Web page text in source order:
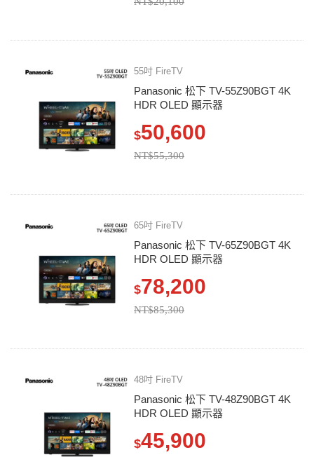
55吋 FireTV
Panasonic 松下 TV-55Z90BGT 4K
HDR OLED 顯示器
$50,600
NT$55,300
65吋 FireTV
Panasonic 松下 TV-65Z90BGT 4K
HDR OLED 顯示器
$78,200
NT$85,300
48吋 FireTV
Panasonic 松下 TV-48Z90BGT 4K
HDR OLED 顯示器
$45,900